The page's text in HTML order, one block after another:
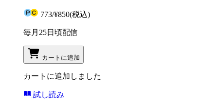
773/¥850(税込)
毎月25日頃配信
カートに追加
カートに追加しました
試し読み